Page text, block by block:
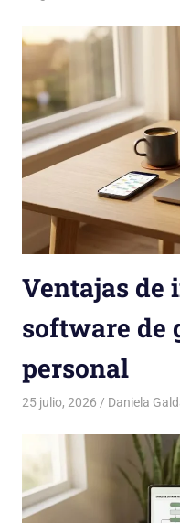
Ventajas de
software de
personal
25 julio, 2026 Daniela